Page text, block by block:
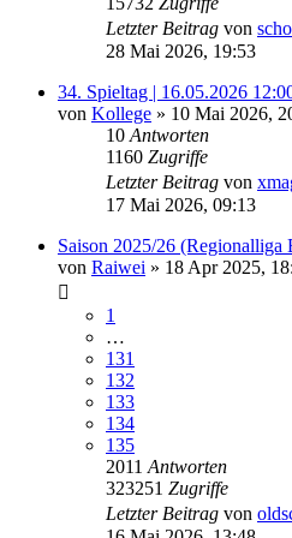
Letzter Beitrag von
28 Mai 2026, 19:53
34. Spieltag | 16.05.2026
von Kollege » 10 Mai 2026,
10 Antworten
1160 Zugriffe
Letzter Beitrag von
17 Mai 2026, 09:13
Saison 2025/26 (Regionalliga
von Raiwei » 18 Apr 2025,
1
…
131
132
133
134
135
2011 Antworten
323251 Zugriffe
Letzter Beitrag von